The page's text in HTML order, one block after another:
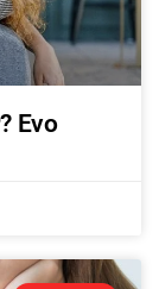
Evo